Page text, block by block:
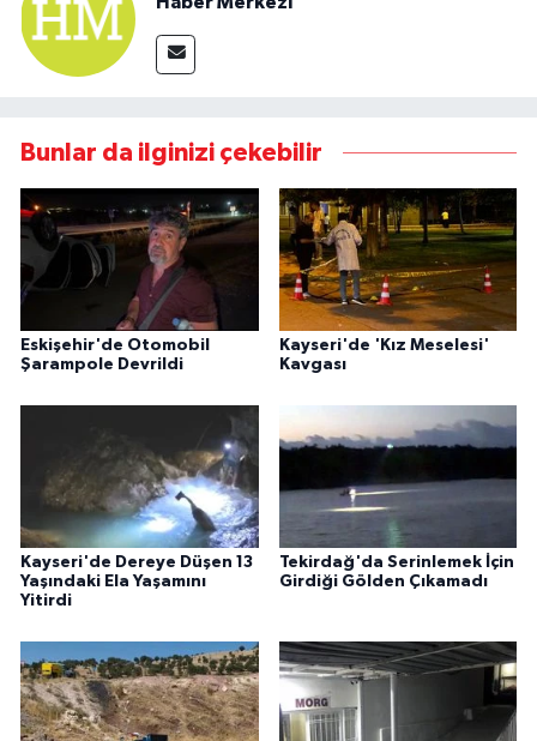
Bunlar da ilginizi çekebilir
Eskişehir'de Otomobil
Şarampole Devrildi
Kayseri'de 'Kız Meselesi'
Kavgası
Kayseri'de Dereye Düşen 13
Yaşındaki Ela Yaşamını
Yitirdi
Tekirdağ'da Serinlemek İçin
Girdiği Gölden Çıkamadı